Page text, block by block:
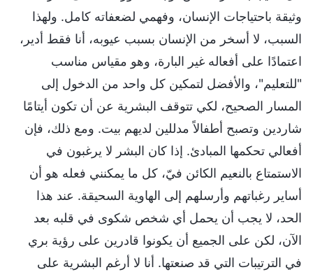
وثيقة باحتياجات الإنسان، وفهمي لضعفاته كامل. ولهذا
السبب، لا أسخر من الإنسان بسبب عيوبه، أنا فقط أدير،
اعتمادًا على أفعاله غير البارة، وهو مقياس مناسب
"للتعليم"، والأفضل لتمكين كل واحد من الدخول إلى
المسار الصحيح، لكي تتوقف البشرية عن أن تكون أيتامًا
شاردين وتصبح أطفالاً مدللين لديهم بيت. ومع ذلك، فإن
أفعالي تحكمها المبادئ. إذا كان البشر لا يرغبون في
الاستمتاع بالنعيم الكائن فيّ، كل ما يمكنني فعله هو أن
أساير رغباتهم وأرسلهم إلى الهاوية السحيقة. عند هذا
الحد، لا يجب أن يحمل أي شخص شكوى في قلبه بعد
الآن، لكن على الجميع أن يكونوا قادرين على رؤية بري
في الترتيبات التي قد صنعتها. أنا لا أرغم البشرية على